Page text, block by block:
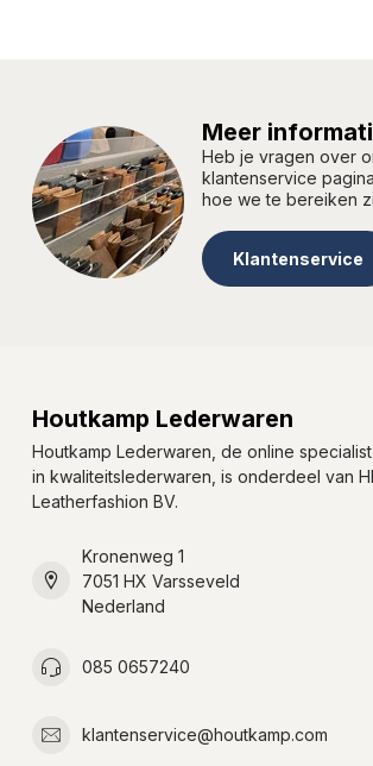
Meer
Heb je vragen over
klantenservice
hoe we te bereiken
Klantenservice
Houtkamp Lederwaren
Houtkamp Lederwaren, de online specialist
in kwaliteitslederwaren, is onderdeel van
Leatherfashion BV.
Kronenweg 1
7051 HX Varsseveld
Nederland
085 0657240
klantenservice@houtkamp.com